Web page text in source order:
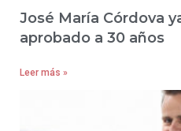
José María Córdova
aprobado a 30 años
Leer más »